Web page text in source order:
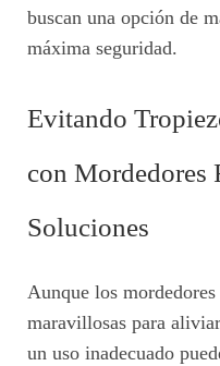
buscan una opción de
máxima seguridad.
Evitando
con Mordedores
Soluciones
Aunque los
maravillosas para
un uso inadecuado